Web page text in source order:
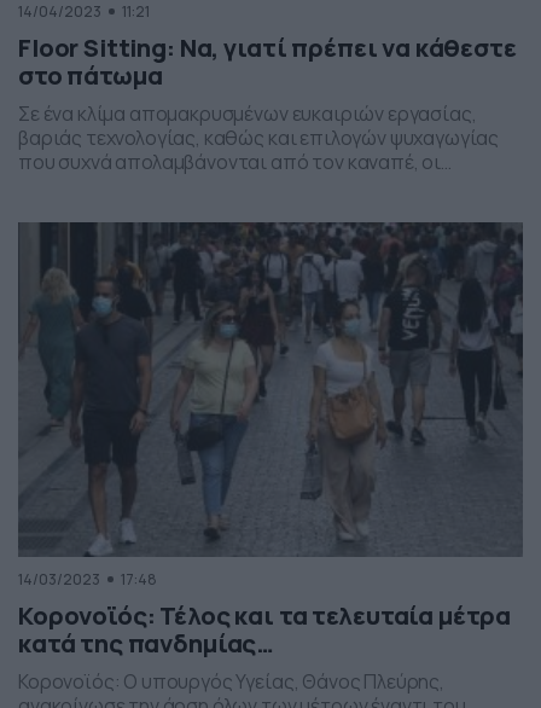
14/04/2023 11:21
Floor Sitting: Να, γιατί πρέπει να κάθεστε
στο πάτωμα
Σε ένα κλίμα απομακρυσμένων ευκαιριών εργασίας,
βαριάς τεχνολογίας, καθώς και επιλογών ψυχαγωγίας
που συχνά απολαμβάνονται από τον καναπέ, οι
χρονικές περιόδους —ειδικά στην ίδια θέση— κάτι που
μπορεί να οδηγήσει σε πόνο στη μέση, να σφίξει τους
καμπτήρες του ισχίου […]
14/03/2023 17:48
Κορονοϊός: Τέλος και τα τελευταία μέτρα
κατά της πανδημίας…
Κορονοϊός: Ο υπουργός Υγείας, Θάνος Πλεύρης,